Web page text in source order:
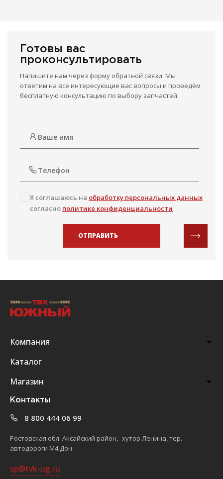
Готовы вас
проконсультировать
Напишите нам через форму обратной связи. Мы
ответим на все интересующие вас вопросы и проведём
бесплатную консультацию по выбору запчастей.
Я соглашаюсь на обработку персональных данных
согласно политике конфиденциальности
ОТПРАВИТЬ
Компания
Каталог
Магазин
Контакты
8 800 444 06 99
Ростовская обл. Аксайский район, хутор Ленина, тер.
автодороги М4 Дон
sp@tvk-ug.ru